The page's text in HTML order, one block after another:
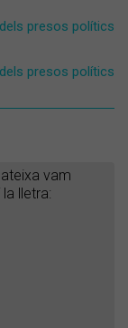
presos polítics
presos polítics
vam
lletra: